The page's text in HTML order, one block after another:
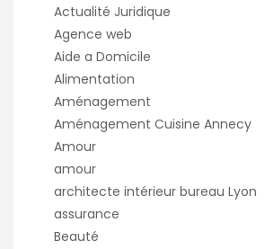
Actualité Juridique
Agence web
Aide a Domicile
Alimentation
Aménagement
Aménagement Cuisine Annecy
Amour
amour
architecte intérieur bureau Lyon
assurance
Beauté